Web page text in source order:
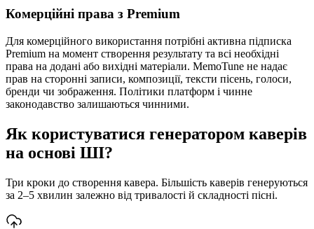
Комерційні права з Premium
Для комерційного використання потрібні активна підписка
Premium на момент створення результату та всі необхідні
права на додані або вихідні матеріали. MemoTune не надає
прав на сторонні записи, композиції, тексти пісень, голоси,
бренди чи зображення. Політики платформ і чинне
законодавство залишаються чинними.
Як користуватися генератором каверів
на основі ШІ?
Три кроки до створення кавера. Більшість каверів генеруються
за 2–5 хвилин залежно від тривалості й складності пісні.